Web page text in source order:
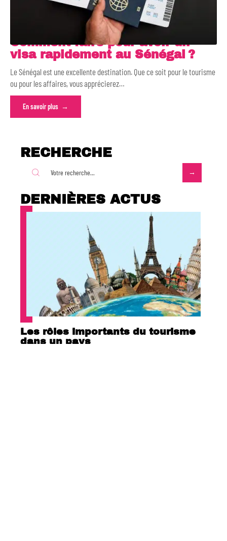
Comment faire pour avoir un
visa rapidement au Sénégal ?
Le Sénégal est une excellente destination. Que ce soit pour le tourisme
ou pour les affaires, vous apprécierez…
En savoir plus
RECHERCHE
DERNIÈRES ACTUS
Les rôles importants du tourisme
dans un pays